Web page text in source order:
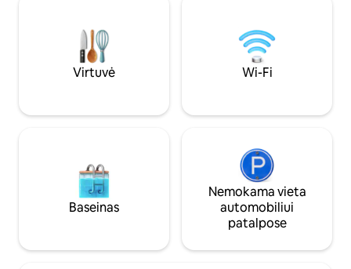
atpalaiduojančias atostogas Svarbi
pastaba: leidžiama apsistoti ne daugiau
kaip 5 suaugusiesiems (21 metų ir
vyresniems). Nepilnamečiams netaikomi
Virtuvė Wi-Fi
Baseinas
Nemokama vieta
automobiliui
patalpose